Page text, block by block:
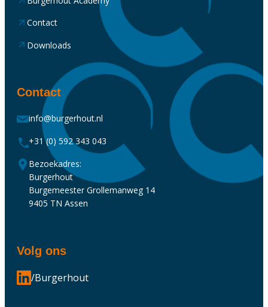
Contact
Downloads
Contact
info@burgerhout.nl
+31 (0) 592 343 043
Bezoekadres:
Burgerhout
Burgemeester Grollemanweg 14
9405 TN Assen
Volg ons
/Burgerhout